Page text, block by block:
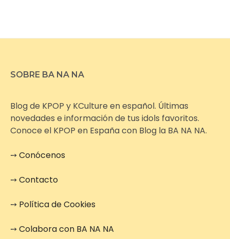
SOBRE BA NA NA
Blog de KPOP y KCulture en español. Últimas
novedades e información de tus idols favoritos.
Conoce el KPOP en España con Blog la BA NA NA.
➙Conócenos
➙Contacto
➙ Política de Cookies
➙Colabora con BA NA NA